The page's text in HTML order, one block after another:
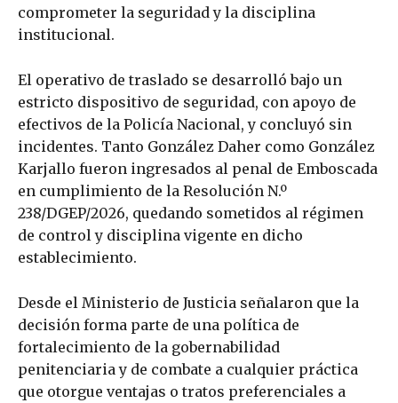
comprometer la seguridad y la disciplina
institucional.
El operativo de traslado se desarrolló bajo un
estricto dispositivo de seguridad, con apoyo de
efectivos de la Policía Nacional, y concluyó sin
incidentes. Tanto González Daher como González
Karjallo fueron ingresados al penal de Emboscada
en cumplimiento de la Resolución N.º
238/DGEP/2026, quedando sometidos al régimen
de control y disciplina vigente en dicho
establecimiento.
Desde el Ministerio de Justicia señalaron que la
decisión forma parte de una política de
fortalecimiento de la gobernabilidad
penitenciaria y de combate a cualquier práctica
que otorgue ventajas o tratos preferenciales a